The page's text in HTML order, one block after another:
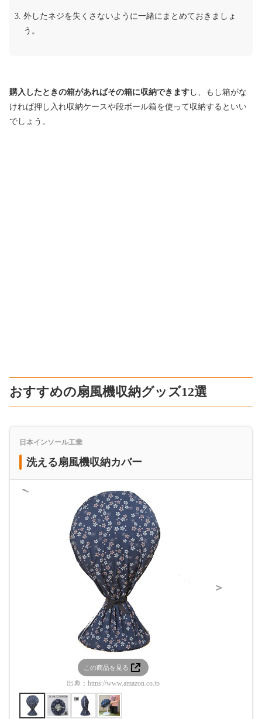
外したネジを失くさないように一緒にまとめておきましょ
う。
購入したときの箱があればその箱に収納できます し、もし箱がな
ければ押し入れ収納ケースや段ボール箱を使って収納するといい
でしょう。
おすすめの扇風機収納グッズ12選
日本インソール工業
洗える扇風機収納カバー
＜
この商品を見る
出典： https://www.amazon.co.jp
＞